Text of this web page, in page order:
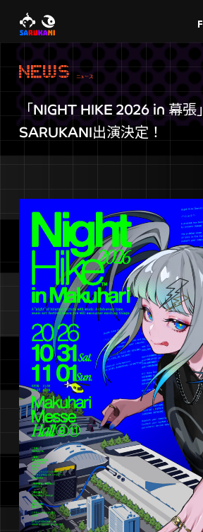
NEWS ニュース
「NIGHT HIKE 2026 in 幕張
SARUKANI出演決定！